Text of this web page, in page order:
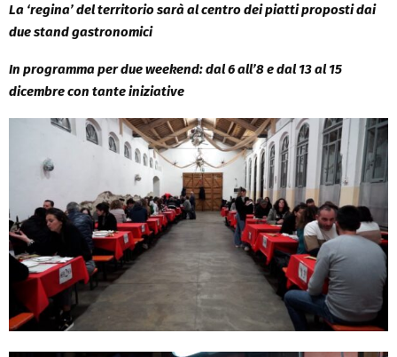
La ‘regina’ del territorio sarà al centro dei piatti proposti dai
due stand gastronomici
In programma per due weekend: dal 6 all’8 e dal 13 al 15
dicembre con tante iniziative